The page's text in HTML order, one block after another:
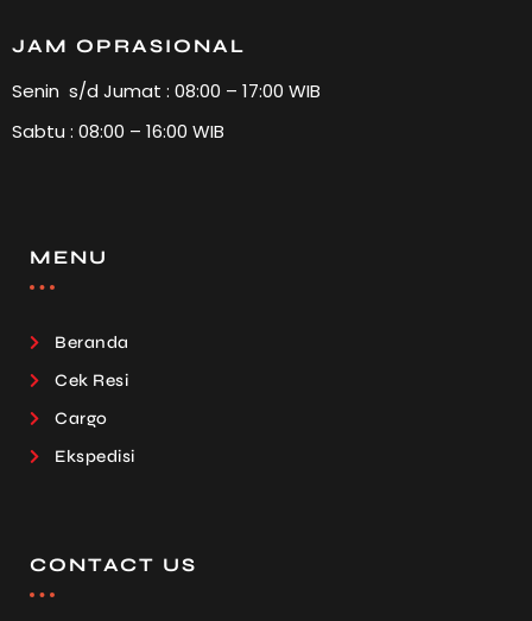
JAM OPRASIONAL
Senin s/d Jumat : 08:00 – 17:00 WIB
Sabtu : 08:00 – 16:00 WIB
MENU
Beranda
Cek Resi
Cargo
Ekspedisi
CONTACT US